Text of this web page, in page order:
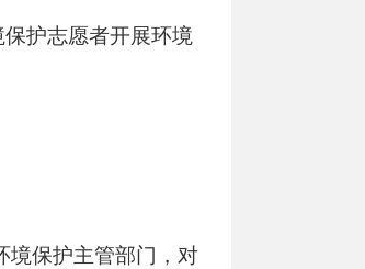
护志愿者开展环境
境保护主管部门，对